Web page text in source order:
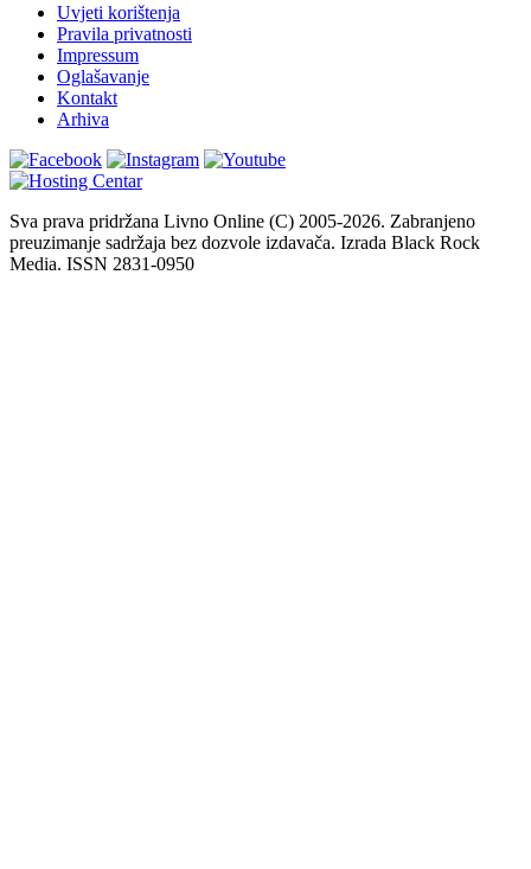
Uvjeti korištenja
Pravila privatnosti
Impressum
Oglašavanje
Kontakt
Arhiva
Sva prava pridržana Livno Online (C) 2005-2026. Zabranjeno
preuzimanje sadržaja bez dozvole izdavača. Izrada Black Rock
Media. ISSN 2831-0950